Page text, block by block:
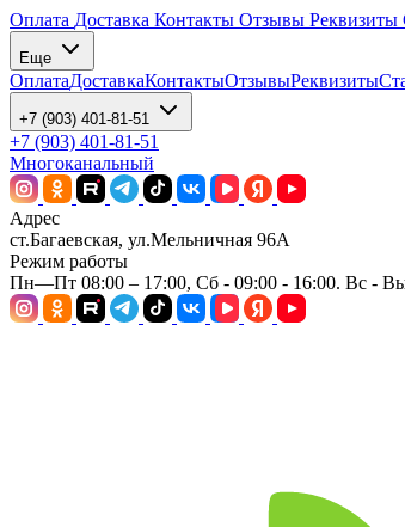
Оплата Доставка Контакты Отзывы Реквизиты
Еще
ОплатаДоставкаКонтактыОтзывыРеквизиты
+7 (903) 401-81-51
+7 (903) 401-81-51
Многоканальный
Адрес
ст.Багаевская, ул.Мельничная 96А
Режим работы
Пн—Пт 08:00 – 17:00, Сб - 09:00 - 16:00. Вс -